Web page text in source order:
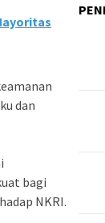
dan
bagi
NKRI.